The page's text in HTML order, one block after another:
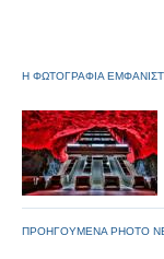
Η ΦΩΤΟΓΡΑΦΙΑ
ΠΡΟΗΓΟΥΜΕΝΑ PHOTO